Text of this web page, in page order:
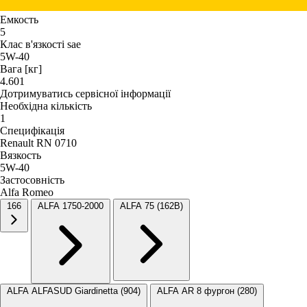
Емкость
5
Клас в'язкості sae
5W-40
Вага [кг]
4.601
Дотримуватись сервісної інформації
Необхідна кількість
1
Специфікація
Renault RN 0710
Вязкость
5W-40
Застосовність
Alfa Romeo